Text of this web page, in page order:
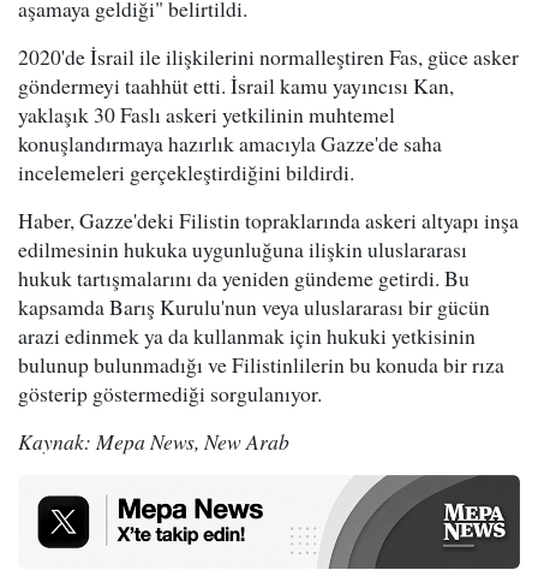
aşamaya geldiği" belirtildi.
2020'de İsrail ile ilişkilerini normalleştiren Fas, güce asker
göndermeyi taahhüt etti. İsrail kamu yayıncısı Kan,
yaklaşık 30 Faslı askeri yetkilinin muhtemel
konuşlandırmaya hazırlık amacıyla Gazze'de saha
incelemeleri gerçekleştirdiğini bildirdi.
Haber, Gazze'deki Filistin topraklarında askeri altyapı inşa
edilmesinin hukuka uygunluğuna ilişkin uluslararası
hukuk tartışmalarını da yeniden gündeme getirdi. Bu
kapsamda Barış Kurulu'nun veya uluslararası bir gücün
arazi edinmek ya da kullanmak için hukuki yetkisinin
bulunup bulunmadığı ve Filistinlilerin bu konuda bir rıza
gösterip göstermediği sorgulanıyor.
Kaynak: Mepa News, New Arab